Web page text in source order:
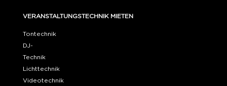
VERANSTALTUNGSTECHNIK MIETEN
Tontechnik
DJ-
Technik
Lichttechnik
Videotechnik